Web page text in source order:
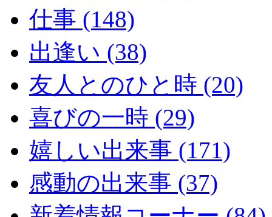
仕事 (148)
出逢い (38)
友人とのひと時 (20)
喜びの一時 (29)
嬉しい出来事 (171)
感動の出来事 (37)